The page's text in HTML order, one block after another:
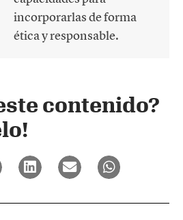
incorporarlas de forma
ética y responsable.
contenido?